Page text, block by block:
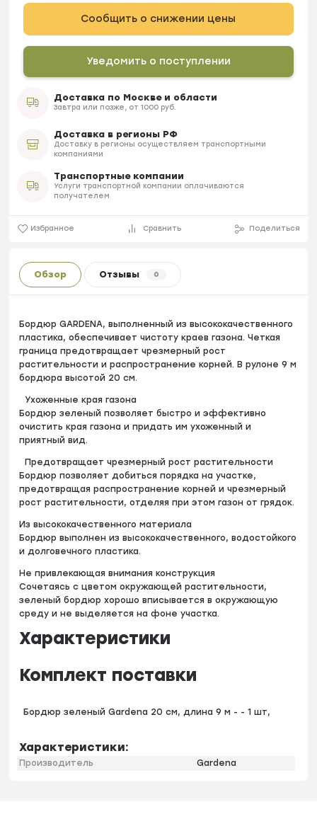
Сообщить о снижении цены
Уведомить о поступлении
Доставка по Москве и области
Завтра или позже, от 1000 руб.
Доставка в регионы РФ
Доставку в регионы осуществляем транспортными
компаниями
Транспортные компании
Услуги транспортной компании оплачиваются
получателем
Избранное Сравнить Поделиться
Обзор Отзывы 0
Бордюр GARDENA, выполненный из высококачественного
пластика, обеспечивает чистоту краев газона. Четкая
граница предотвращает чрезмерный рост
растительности и распространение корней. В рулоне 9 м
бордюра высотой 20 см.
Ухоженные края газона
Бордюр зеленый позволяет быстро и эффективно
очистить края газона и придать им ухоженный и
приятный вид.
Предотвращает чрезмерный рост растительности
Бордюр позволяет добиться порядка на участке,
предотвращая распространение корней и чрезмерный
рост растительности, отделяя при этом газон от грядок.
Из высококачественного материала
Бордюр выполнен из высококачественного, водостойкого
и долговечного пластика.
Не привлекающая внимания конструкция
Сочетаясь с цветом окружающей растительности,
зеленый бордюр хорошо вписывается в окружающую
среду и не выделяется на фоне участка.
Характеристики
Комплект поставки
Бордюр зеленый Gardena 20 см, длина 9 м - - 1 шт,
Характеристики:
Производитель Gardena